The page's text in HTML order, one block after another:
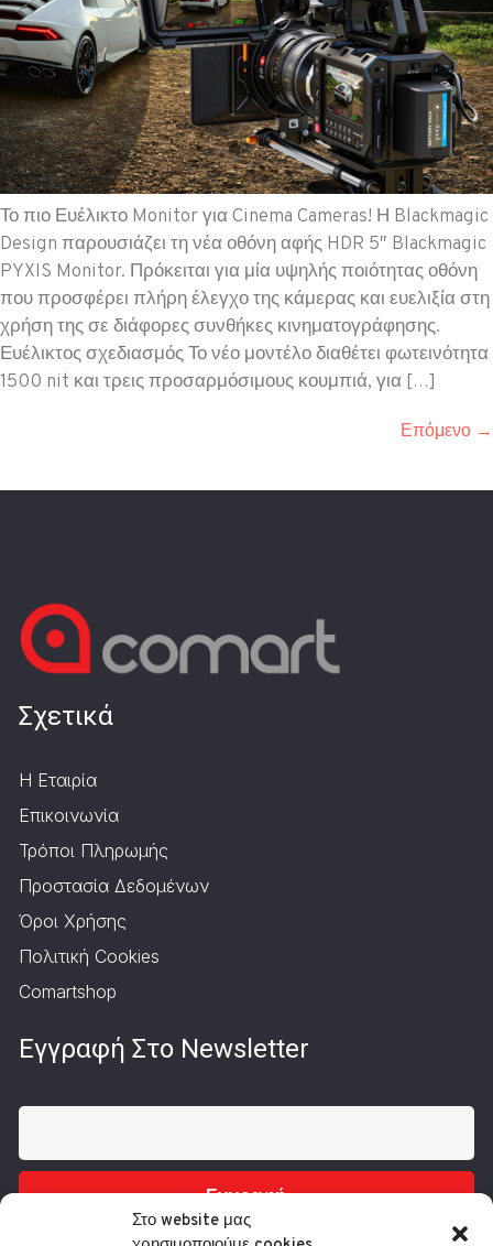
Στο website μας
Το πιο Ευέλικτο Monitor για Cinema Cameras! Η Blackmagic
Design παρουσιάζει τη νέα οθόνη αφής HDR 5″ Blackmagic
PYXIS Monitor. Πρόκειται για μία υψηλής ποιότητας οθόνη
που προσφέρει πλήρη έλεγχο της κάμερας και ευελιξία στη
χρήση της σε διάφορες συνθήκες κινηματογράφησης.
Ευέλικτος σχεδιασμός Το νέο μοντέλο διαθέτει φωτεινότητα
1500 nit και τρεις προσαρμόσιμους κουμπιά, για […]
Επόμενο →
Σχετικά
Η Εταιρία
Επικοινωνία
Τρόποι Πληρωμής
Προστασία Δεδομένων
Όροι Χρήσης
Πολιτική Cookies
Comartshop
Εγγραφή Στο Newsletter
Εγγραφή